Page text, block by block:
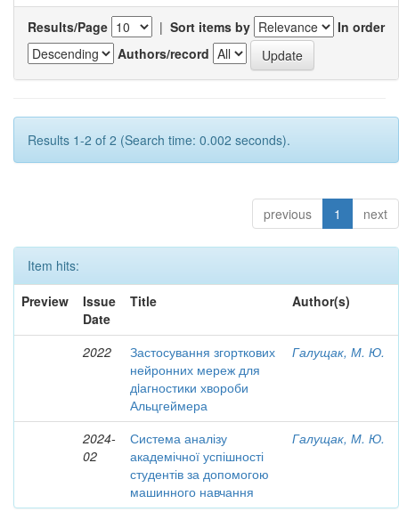
Results/Page | Sort items by
In order
Authors/record
Results 1-2 of 2 (Search time: 0.002 seconds).
previous 1 next
Item hits:
Preview
Issue
Date
Title Author(s)
2022
Застосування згорткових
нейронних мереж для
дiагностики хвороби
Альцгеймера
Галущак, М. Ю.
2024-
02
Система аналізу
академічної успішності
студентів за допомогою
машинного навчання
Галущак, М. Ю.